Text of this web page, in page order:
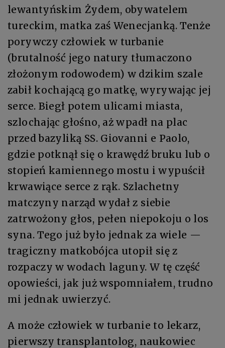
lewantyńskim Żydem, obywatelem
tureckim, matka zaś Wenecjanką. Tenże
porywczy człowiek w turbanie
(brutalność jego natury tłumaczono
złożonym rodowodem) w dzikim szale
zabił kochającą go matkę, wyrywając jej
serce. Biegł potem ulicami miasta,
szlochając głośno, aż wpadł na plac
przed bazyliką SS. Giovanni e Paolo,
gdzie potknął się o krawędź bruku lub o
stopień kamiennego mostu i wypuścił
krwawiące serce z rąk. Szlachetny
matczyny narząd wydał z siebie
zatrwożony głos, pełen niepokoju o los
syna. Tego już było jednak za wiele —
tragiczny matkobójca utopił się z
rozpaczy w wodach laguny. W tę część
opowieści, jak już wspomniałem, trudno
mi jednak uwierzyć.
A może człowiek w turbanie to lekarz,
pierwszy transplantolog, naukowiec